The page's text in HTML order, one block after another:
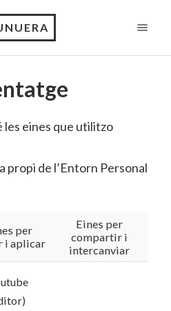
eines que utilitzo
propi de l’Entorn Personal
per
i aplicar
Eines per
compartir i
intercanviar